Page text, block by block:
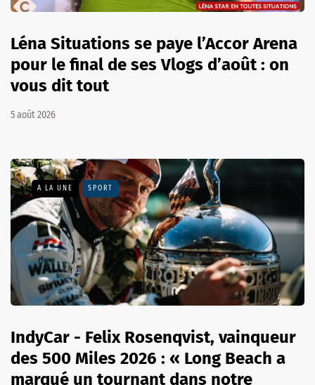
Léna Situations se paye l’Accor Arena
pour le final de ses Vlogs d’août : on
vous dit tout
5 août 2026
A LA UNE SPORT
IndyCar - Felix Rosenqvist, vainqueur
des 500 Miles 2026 : « Long Beach a
marqué un tournant dans notre